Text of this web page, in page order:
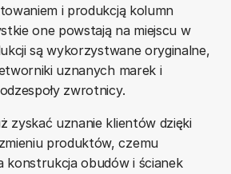
i produkcją kolumn
one powstają na miejscu w
są wykorzystwane oryginalne,
uznanych marek i
zwrotnicy.
zyskać uznanie klientów dzięki
produktów, czemu
konstrukcja obudów i ścianek